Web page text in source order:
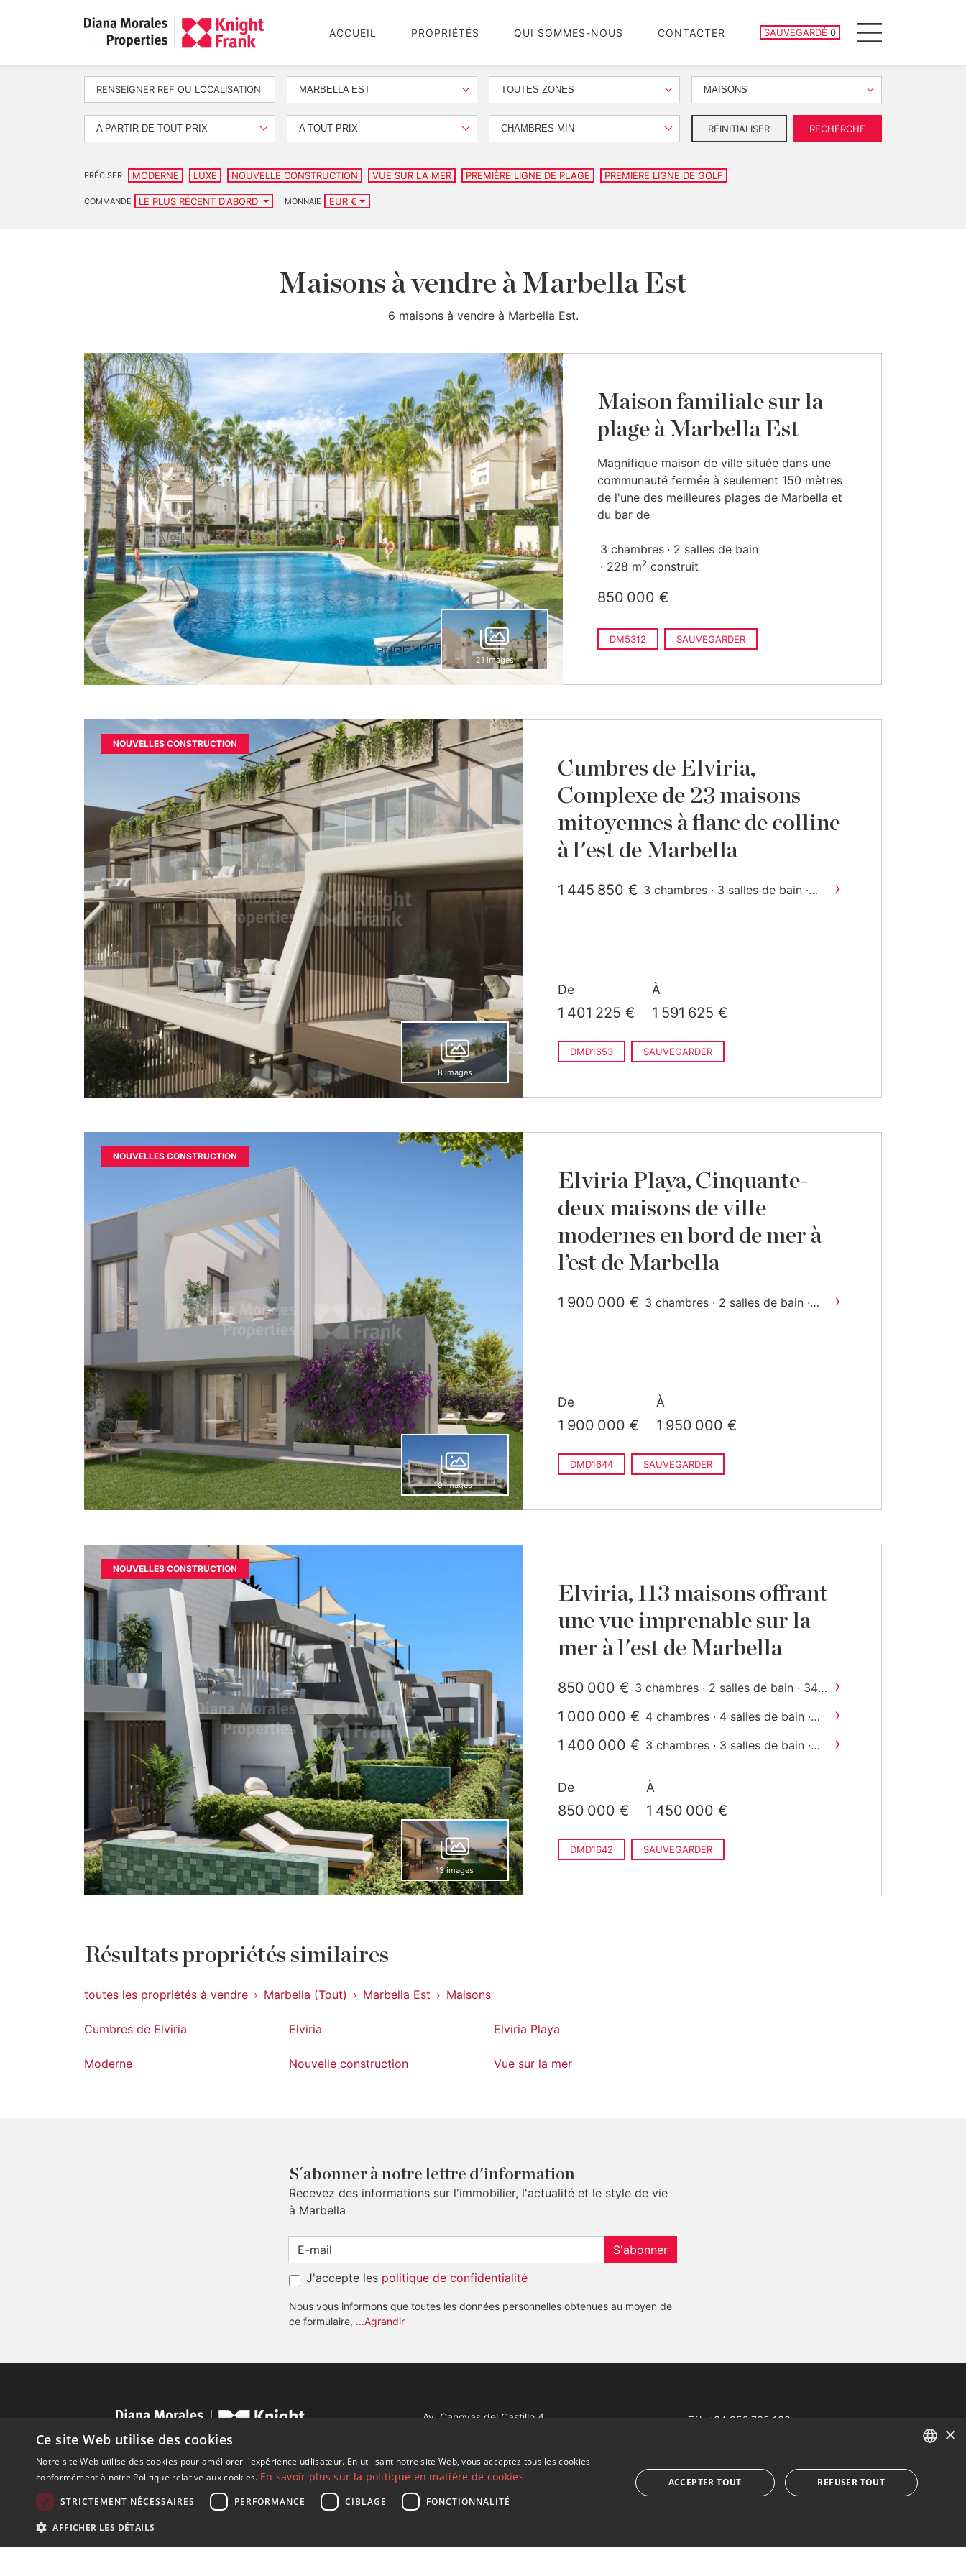
ACCUEIL PROPRIÉTÉS QUI SOMMES-NOUS CONTACTER SAUVEGARDÉ 0
PROPRIÉTÉS SAUVEGARDÉES
Menu
MARBELLA EST TOUTES ZONES MAISONS
A PARTIR DE TOUT PRIX A TOUT PRIX CHAMBRES MIN RÉINITIALISER RECHERCHE
PRÉCISER MODERNE LUXE NOUVELLE CONSTRUCTION VUE SUR LA MER PREMIÈRE LIGNE DE PLAGE PREMIÈRE LIGNE DE GOLF
COMMANDE LE PLUS RÉCENT D'ABORD MONNAIE EUR €
Maisons à vendre à Marbella Est
6 maisons à vendre à Marbella Est.
21 images
Maison familiale sur la
plage à Marbella Est
Magnifique maison de ville située dans une
communauté fermée à seulement 150 mètres
de l'une des meilleures plages de Marbella et
du bar de
3 chambres
2 salles de bain
228 m2 construit
850 000 €
DM5312 SAUVEGARDER
NOUVELLES CONSTRUCTION
8 images
Cumbres de Elviria,
Complexe de 23 maisons
mitoyennes à flanc de colline
à l'est de Marbella
1 445 850 € 3 chambres · 3 salles de bain ·
›
De
1 401 225 €
À
1 591 625 €
DMD1653 SAUVEGARDER
NOUVELLES CONSTRUCTION
9 images
Elviria Playa, Cinquante-
deux maisons de ville
modernes en bord de mer à
l’est de Marbella
1 900 000 € 3 chambres · 2 salles de bain ·
›
De
1 900 000 €
À
1 950 000 €
DMD1644 SAUVEGARDER
NOUVELLES CONSTRUCTION
13 images
Elviria, 113 maisons offrant
une vue imprenable sur la
mer à l'est de Marbella
850 000 € 3 chambres · 2 salles de bain · 346
›
1 000 000 € 4 chambres · 4 salles de bain ·
›
1 400 000 € 3 chambres · 3 salles de bain ·
›
De
850 000 €
À
1 450 000 €
DMD1642 SAUVEGARDER
Résultats propriétés similaires
toutes les propriétés à vendre Marbella (Tout) Marbella Est Maisons
Cumbres de Elviria Elviria Elviria Playa
Moderne Nouvelle construction Vue sur la mer
S´abonner à notre lettre d'information
Recevez des informations sur l'immobilier, l'actualité et le style de vie
à Marbella
S'abonner
J'accepte les politique de confidentialité
Nous vous informons que toutes les données personnelles obtenues au moyen de
ce formulaire, ...Agrandir
Av. Canovas del Castillo 4
Voir sur la carte
Tél:
+34 952 765 138
info@dmproperties.com
ENGLISH
SPANISH
GERMAN
×
Ce site Web utilise des cookies
Notre site Web utilise des cookies pour améliorer l'expérience utilisateur. En utilisant notre site Web, vous acceptez tous les cookies
conformément à notre Politique relative aux cookies. En savoir plus sur la politique en matière de cookies
STRICTEMENT NÉCESSAIRES PERFORMANCE CIBLAGE FONCTIONNALITÉ
AFFICHER LES DÉTAILS
ACCEPTER TOUT REFUSER TOUT